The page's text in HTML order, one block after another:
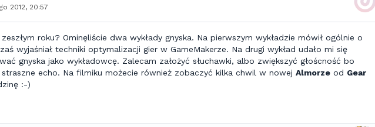
2012, 20:57
roku? Ominęliście dwa wykłady gnyska. Na pierwszym wykładzie mówił ogólnie o
wyjaśniał techniki optymalizacji gier w GameMakerze. Na drugi wykład udało mi się
gnyska jako wykładowcę. Zalecam założyć słuchawki, albo zwiększyć głoścność bo
straszne echo. Na filmiku możecie również zobaczyć kilka chwil w nowej Almorze od Gear
:-)